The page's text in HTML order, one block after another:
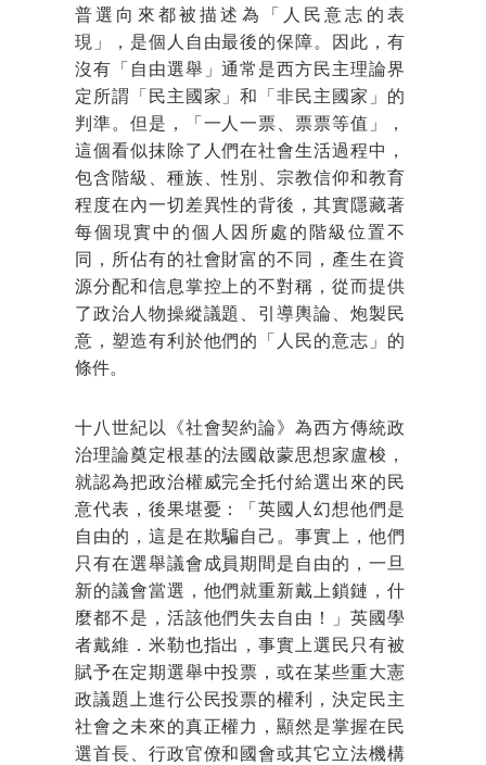
普選向來都被描述為「人民意志的表
現」，是個人自由最後的保障。因此，有
沒有「自由選舉」通常是西方民主理論界
定所謂「民主國家」和「非民主國家」的
判準。但是，「一人一票、票票等值」，
這個看似抹除了人們在社會生活過程中，
包含階級、種族、性別、宗教信仰和教育
程度在內一切差異性的背後，其實隱藏著
每個現實中的個人因所處的階級位置不
同，所佔有的社會財富的不同，產生在資
源分配和信息掌控上的不對稱，從而提供
了政治人物操縱議題、引導輿論、炮製民
意，塑造有利於他們的「人民的意志」的
條件。
十八世紀以《社會契約論》為西方傳統政
治理論奠定根基的法國啟蒙思想家盧梭，
就認為把政治權威完全托付給選出來的民
意代表，後果堪憂：「英國人幻想他們是
自由的，這是在欺騙自己。事實上，他們
只有在選舉議會成員期間是自由的，一旦
新的議會當選，他們就重新戴上鎖鏈，什
麼都不是，活該他們失去自由！」英國學
者戴維．米勒也指出，事實上選民只有被
賦予在定期選舉中投票，或在某些重大憲
政議題上進行公民投票的權利，決定民主
社會之未來的真正權力，顯然是掌握在民
選首長、行政官僚和國會或其它立法機構